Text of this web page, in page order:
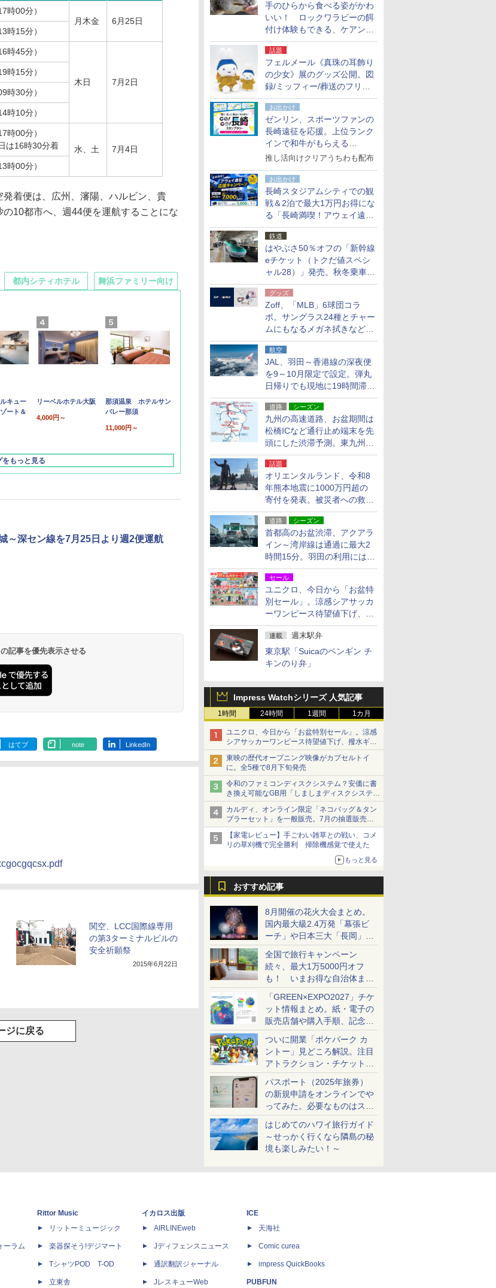
手のひらから食べる姿がかわ
いい！ ロックワラビーの餌
付け体験もできる、ケアンズ
でアサートン高原の日本語ガ
イド付きツアーに参加してみ
た
話題
フェルメール《真珠の耳飾り
の少女》展のグッズ公開。図
録/ミッフィー/葬送のフリー
レンほか、注目ブランドコラ
ボが実現
お出かけ
ゼンリン、スポーツファンの
長崎遠征を応援。上位ランク
インで和牛がもらえる
「GO！GO！長崎スタンプラ
推し活向けクリアうちわも配布
お出かけ
長崎スタジアムシティでの観
戦＆2泊で最大1万円お得にな
る「長崎満喫！アウェイ遠征
応援キャンペーン」
鉄道
はやぶさ50％オフの「新幹線
eチケット（トクだ値スペシ
ャル28）」発売。秋冬乗車
分、えきねっと限定
グッズ
Zoff、「MLB」6球団コラ
ボ。サングラス24種とチャー
ムにもなるメガネ拭きなど雑
貨24種
航空
JAL、羽田～香港線の深夜便
を9～10月限定で設定。弾丸
日帰りでも現地に19時間滞在
できる
道路 シーズン
九州の高速道路、お盆期間は
松橋ICなど通行止め端末を先
頭にした渋滞予測。東九州道
への迂回は料金調整を実施
話題
オリエンタルランド、令和8
年熊本地震に1000万円超の
寄付を発表。被災者への救援
活動・復旧支援
道路 シーズン
首都高のお盆渋滞、アクアラ
イン～湾岸線は通過に最大2
時間15分。羽田の利用には
「空港西出口」の利用検討を
セール
ユニクロ、今日から「お盆特
別セール」。涼感シアサッカ
ーワンピース待望値下げ、撥
水ギアショーツは1990円に
連載 週末駅弁
東京駅「Suicaのペンギン チ
キンのり弁」
Impress Watchシリーズ 人気記事
1時間 24時間 1週間 1カ月
ユニクロ、今日から「お盆特別セール」。涼感
シアサッカーワンピース待望値下げ、撥水ギア
ショーツは1990円に
東映の歴代オープニング映像がカプセルトイ
に。全5種で8月下旬発売
令和のファミコンディスクシステム？安価に書
き換え可能なGB用「しましまディスクシステ
ム」
カルディ、オンライン限定「ネコバッグ＆タン
ブラーセット」を一般販売。7月の抽選販売の
当選無効分
【家電レビュー】手ごわい雑草との戦い、コメ
リの草刈機で完全勝利 掃除機感覚で使えた
もっと見る
おすすめ記事
8月開催の花火大会まとめ。
国内最大級2.4万発「幕張ビ
ーチ」や日本三大「長岡」な
ど大型イベント目白押し！
全国で旅行キャンペーン
続々、最大1万5000円オフ
も！ いまお得な自治体まと
め
「GREEN×EXPO2027」チケ
ット情報まとめ。紙・電子の
販売店舗や購入手順、記念チ
ケットも解説
ついに開業「ポケパーク カ
ントー」見どころ解説。注目
アトラクション・チケット手
配・来場前に必要な準備は？
パスポート（2025年旅券）
の新規申請をオンラインでや
ってみた。必要なものはスマ
ホとマイナカードのみ
はじめてのハワイ旅行ガイド
～せっかく行くなら隣島の秘
境も楽しみたい！～
時00分）
月木金
6月25日
時15分）
時45分）
木日 7月2日
時15分）
時30分）
時10分）
時00分）
は16時30分着
水、土
7月4日
時00分）
着便は、広州、瀋陽、ハルビン、貴
10都市へ、週44便を運航することにな
キュー
ート＆
リーベルホテル大阪
4,000円～
那須温泉 ホテルサン
バレー那須
11,000円～
をもっと見る
都内シティホテル 舞浜ファミリー向け
～深セン線を7月25日より週2便運航
記事を優先表示させる
はてブ note LinkedIn
関空、LCC国際線専用
の第3ターミナルビルの
安全祈願祭
2015年6月22日
ジに戻る
ーラム
Rittor Music
リットーミュージック
楽器探そう!デジマート
TシャツPOD T-OD
立東舎
イカロス出版
AIRLINEweb
Jディフェンスニュース
通訳翻訳ジャーナル
JレスキューWeb
ICE
天海社
Comic curea
impress QuickBooks
PUBFUN